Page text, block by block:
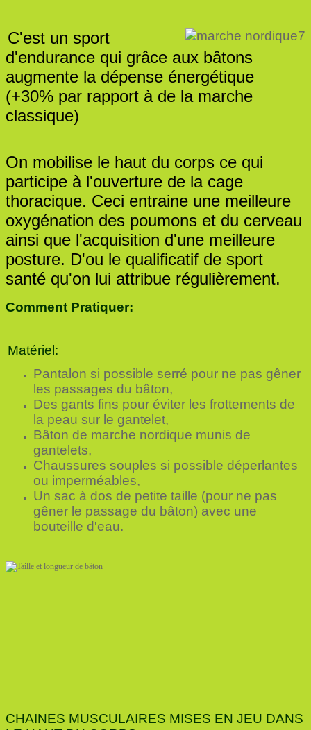
C'est un sport
d'endurance qui grâce aux bâtons
augmente la dépense énergétique
(+30% par rapport à de la marche
classique)
On mobilise le haut du corps ce qui
participe à l'ouverture de la cage
thoracique. Ceci entraine une meilleure
oxygénation des poumons et du cerveau
ainsi que l'acquisition d'une meilleure
posture. D'ou le qualificatif de sport
santé qu'on lui attribue régulièrement.
Comment Pratiquer:
Matériel :
Pantalon si possible serré pour ne pas gêner
les passages du bâton,
Des gants fins pour éviter les frottements de
la peau sur le gantelet,
Bâton de marche nordique munis de
gantelets,
Chaussures souples si possible déperlantes
ou imperméables,
Un sac à dos de petite taille (pour ne pas
gêner le passage du bâton) avec une
bouteille d'eau.
CHAINES MUSCULAIRES MISES EN JEU DANS